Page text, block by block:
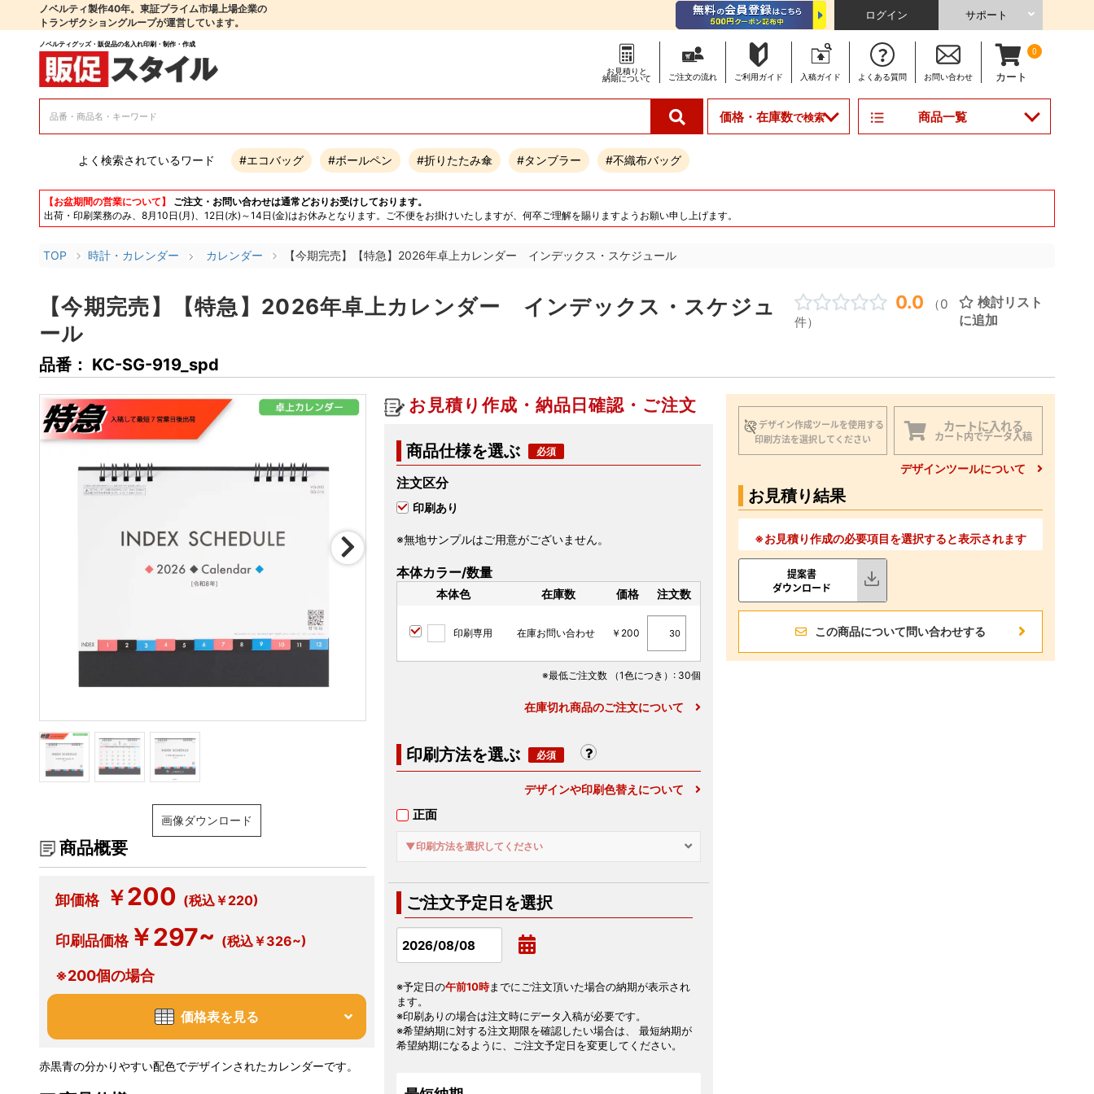
ノベルティ製作40年。東証プライム市場上場企業の
トランザクショングループが運営しています。
ログイン サポート
ノベルティグッズ・販促品の名入れ印刷・制作・作成
お見積りと
納期について
ご注文の流れ ご利用ガイド 入稿ガイド よくある質問 お問い合わせ
0
カート
価格・在庫数で検索 商品一覧
よく検索されているワード #エコバッグ #ボールペン #折りたたみ傘 #タンブラー #不織布バッグ
【お盆期間の営業について】
ご注文・お問い合わせは通常どおりお受けしております。
出荷・印刷業務のみ、8月10日(月)、12日(水)～14日(金)はお休みとなります。ご不便をお掛けいたしますが、何卒ご理解を賜りますようお願い申し上げます。
TOP 時計・カレンダー カレンダー 【今期完売】【特急】2026年卓上カレンダー インデックス・スケジュール
【今期完売】【特急】2026年卓上カレンダー インデックス・スケジュ
ール
品番： KC-SG-919_spd
0.0
（0
件）
検討リスト
に追加
画像ダウンロード
商品概要
卸価格 ￥200 (税込￥220)
印刷品価格￥297~ (税込￥326~)
※200個の場合
価格表を見る
赤黒青の分かりやすい配色でデザインされたカレンダーです。
お見積り作成・納品日確認・ご注文
商品仕様を選ぶ
注文区分
印刷あり
※無地サンプルはご用意がございません。
本体カラー/数量
本体色 在庫数 価格 注文数
印刷専用 在庫お問い合わせ ￥200
※最低ご注文数 （1色につき） : 30個
在庫切れ商品のご注文について
印刷方法を選ぶ
デザインや印刷色替えについて
正面
▼印刷方法を選択してください
ご注文予定日を選択
※予定日の午前10時までにご注文頂いた場合の納期が表示され
ます。
※印刷ありの場合は注文時にデータ入稿が必要です。
※希望納期に対する注文期限を確認したい場合は、 最短納期が
希望納期になるように、ご注文予定日を変更してください。
デザイン作成ツールを使用する
印刷方法を選択してください
カートに入れる
カート内でデータ入稿
デザインツールについて
お見積り結果
※お見積り作成の必要項目を選択すると表示されます
提案書
ダウンロード
この商品について問い合わせする